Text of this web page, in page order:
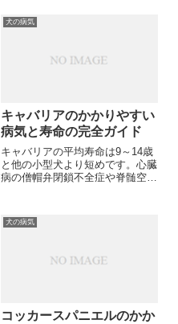
意点も紹介。あなたも魅力的なこ
の犬種と素敵な生活を送れます
犬の病気
キャバリアのかかりやすい
病気と寿命の完全ガイド
キャバリアの平均寿命は9～14歳
と他の小型犬より短めです。心臓
病の僧帽弁閉鎖不全症や脊髄空洞
べき病気と予防法をご存知です
か？
犬の病気
コッカースパニエルのかか